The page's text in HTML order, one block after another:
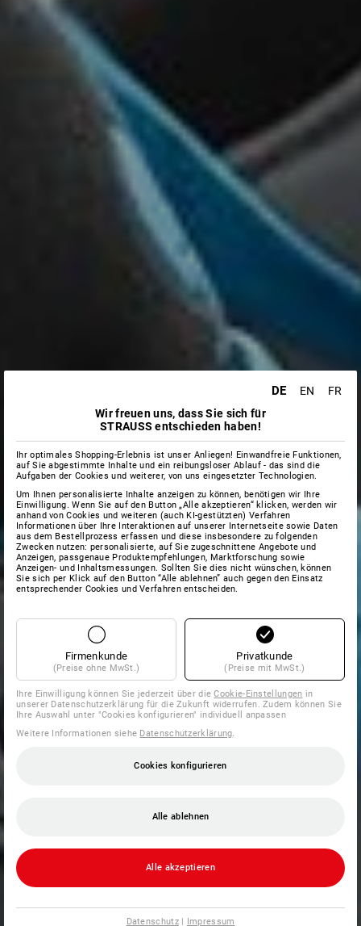
DE EN
FR
Wir freuen uns, dass Sie sich für
STRAUSS entschieden haben!
Ihr optimales Shopping-Erlebnis ist unser Anliegen! Einwandfreie Funktionen,
auf Sie abgestimmte Inhalte und ein reibungsloser Ablauf - das sind die
Aufgaben der Cookies und weiterer, von uns eingesetzter Technologien.
Um Ihnen personalisierte Inhalte anzeigen zu können, benötigen wir Ihre
Einwilligung. Wenn Sie auf den Button „Alle akzeptieren“ klicken, werden wir
anhand von Cookies und weiteren (auch KI-gestützten) Verfahren
Informationen über Ihre Interaktionen auf unserer Internetseite sowie Daten
aus dem Bestellprozess erfassen und diese insbesondere zu folgenden
Zwecken nutzen: personalisierte, auf Sie zugeschnittene Angebote und
Anzeigen, passgenaue Produktempfehlungen, Marktforschung sowie
Anzeigen- und Inhaltsmessungen. Sollten Sie dies nicht wünschen, können
Sie sich per Klick auf den Button “Alle ablehnen” auch gegen den Einsatz
entsprechender Cookies und Verfahren entscheiden.
Firmenkunde
(Preise ohne MwSt.)
Privatkunde
(Preise mit MwSt.)
Ihre Einwilligung können Sie jederzeit über dieCookie-Einstellungen in
unserer Datenschutzerklärung für die Zukunft widerrufen. Zudem können Sie
Ihre Auswahl unter "Cookies konfigurieren" individuell anpassen
Weitere Informationen siehe Datenschutzerklärung
Cookies konfigurieren
Alle ablehnen
Alle akzeptieren
Datenschutz| Impressum